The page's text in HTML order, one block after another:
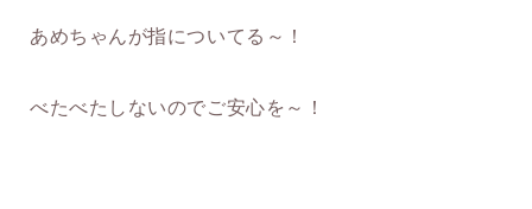
あめちゃんが指についてる～！
べたべたしないのでご安心を～！